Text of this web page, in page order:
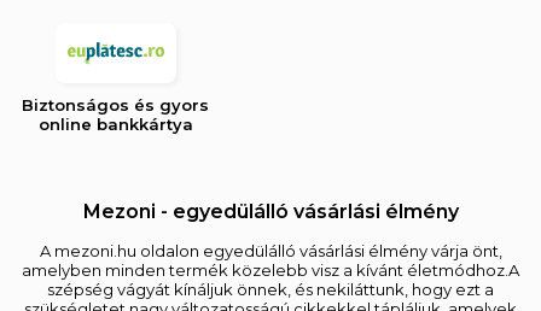
Biztonságos és gyors
online bankkártya
Mezoni - egyedülálló vásárlási élmény
A mezoni.hu oldalon egyedülálló vásárlási élmény várja önt,
amelyben minden termék közelebb visz a kívánt életmódhoz.A
szépség vágyát kínáljuk önnek, és nekiláttunk, hogy ezt a